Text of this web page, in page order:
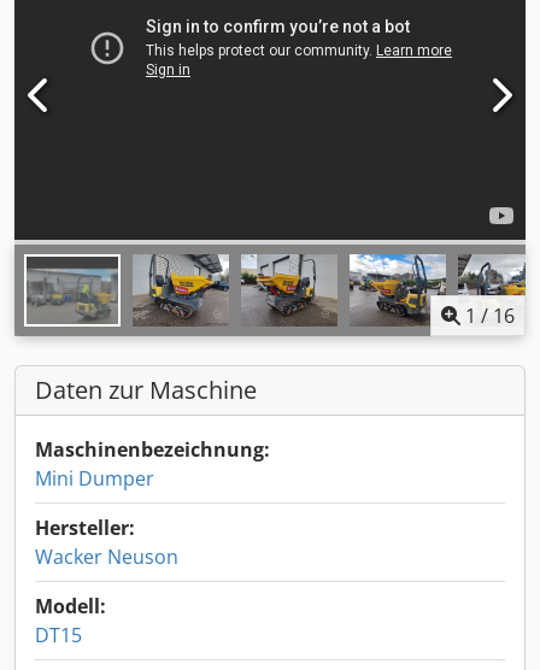
1 / 16
Daten zur Maschine
Maschinenbezeichnung:
Mini Dumper
Hersteller:
Wacker Neuson
Modell:
DT15